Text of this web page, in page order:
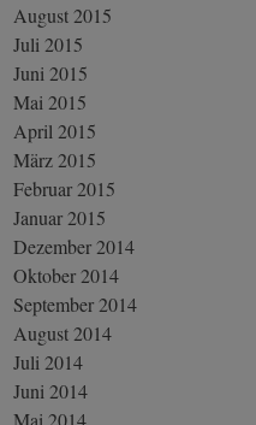
August 2015
Juli 2015
Juni 2015
Mai 2015
April 2015
März 2015
Februar 2015
Januar 2015
Dezember 2014
Oktober 2014
September 2014
August 2014
Juli 2014
Juni 2014
Mai 2014